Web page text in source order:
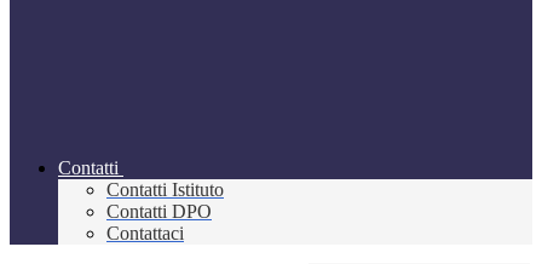
Contatti
Contatti Istituto
Contatti DPO
Contattaci